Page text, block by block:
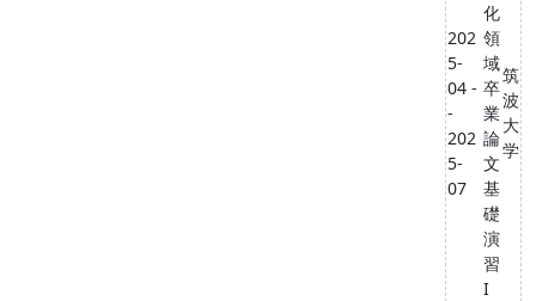
202
5-
04 -
-
202
5-
07
化
領
域
卒
業
論
文
基
礎
演
習
I
筑
波
大
学